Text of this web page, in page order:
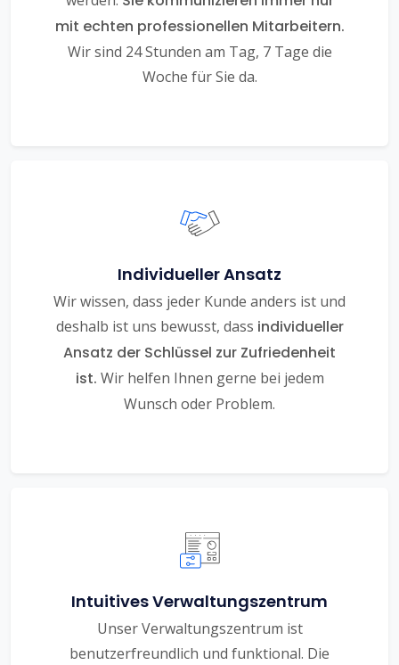
mit echten professionellen Mitarbeitern.
Wir sind 24 Stunden am Tag, 7 Tage die
Woche für Sie da.
Individueller Ansatz
Wir wissen, dass jeder Kunde anders ist und
deshalb ist uns bewusst, dass individueller
Ansatz der Schlüssel zur Zufriedenheit
ist. Wir helfen Ihnen gerne bei jedem
Wunsch oder Problem.
Intuitives Verwaltungszentrum
Unser Verwaltungszentrum ist
benutzerfreundlich und funktional. Die